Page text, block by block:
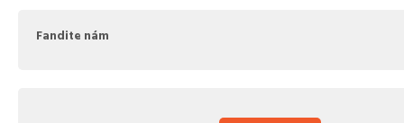
Fandite nám